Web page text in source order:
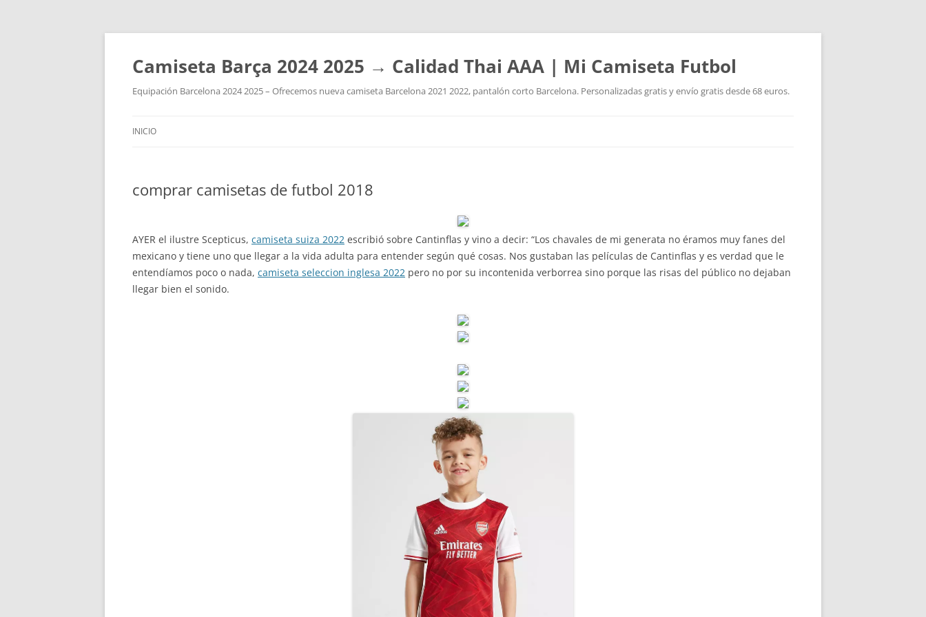
Camiseta Barça 2024 2025 → Calidad Thai AAA | Mi Camiseta Futbol
Equipación Barcelona 2024 2025 – Ofrecemos nueva camiseta Barcelona 2021 2022, pantalón corto Barcelona. Personalizadas gratis y envío gratis desde 68 euros.
INICIO
comprar camisetas de futbol 2018
AYER el ilustre Scepticus, camiseta suiza 2022 escribió sobre Cantinflas y vino a decir: “Los chavales de mi generata no éramos muy fanes del
mexicano y tiene uno que llegar a la vida adulta para entender según qué cosas. Nos gustaban las películas de Cantinflas y es verdad que le
entendíamos poco o nada, camiseta seleccion inglesa 2022 pero no por su incontenida verborrea sino porque las risas del público no dejaban
llegar bien el sonido.